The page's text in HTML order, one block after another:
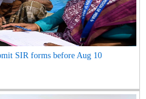
SIR forms before Aug 10